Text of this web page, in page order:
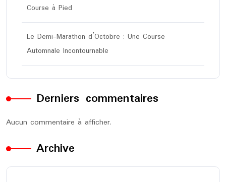
Course à Pied
Le Demi-Marathon d’Octobre : Une Course
Automnale Incontournable
Derniers commentaires
Aucun commentaire à afficher.
Archive